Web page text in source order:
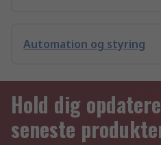
Automation og styring
Hold dig
seneste